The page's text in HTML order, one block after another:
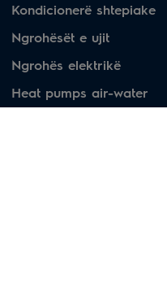
Kondicionerë shtepiake
Ngrohësët e ujit
Ngrohës elektrikë
Heat pumps air-water